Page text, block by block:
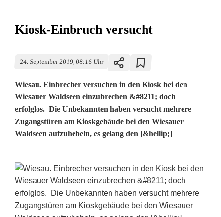
Kiosk-Einbruch versucht
24. September 2019, 08:16 Uhr
Wiesau. Einbrecher versuchen in den Kiosk bei den
Wiesauer Waldseen einzubrechen &#8211; doch
erfolglos. Die Unbekannten haben versucht mehrere
Zugangstüren am Kioskgebäude bei den Wiesauer
Waldseen aufzuhebeln, es gelang den [&hellip;]